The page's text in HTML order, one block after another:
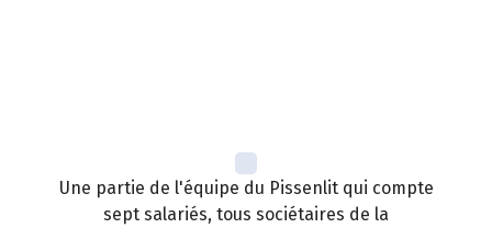
Une partie de l'équipe du Pissenlit qui compte
sept salariés, tous sociétaires de la